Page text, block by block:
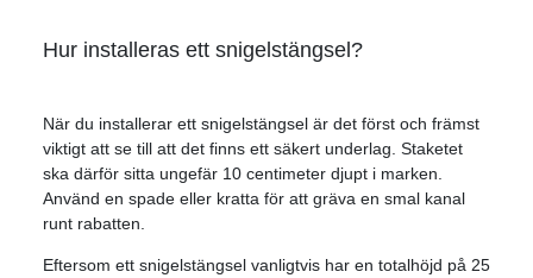
Hur installeras ett snigelstängsel?
När du installerar ett snigelstängsel är det först och främst
viktigt att se till att det finns ett säkert underlag. Staketet
ska därför sitta ungefär 10 centimeter djupt i marken.
Använd en spade eller kratta för att gräva en smal kanal
runt rabatten.
Eftersom ett snigelstängsel vanligtvis har en totalhöjd på 25